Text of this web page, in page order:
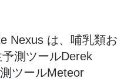
Nexus は、哺乳類お
測ツールDerek
ツールMeteor